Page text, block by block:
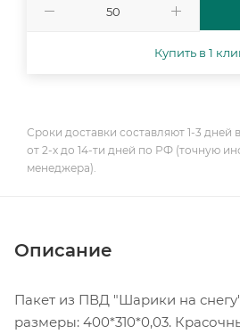
Купить в 1
Сроки доставки составляют 1-3 дней
от 2-х до 14-ти дней по РФ (точную
менеджера).
Описание
Пакет из ПВД "Шарики на
размеры: 400*310*0,03.